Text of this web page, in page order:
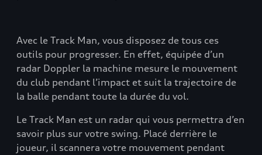
Avec le Track Man, vous disposez de tous ces
outils pour progresser. En effet, équipée d’un
radar Doppler la machine mesure le mouvement
du club pendant l’impact et suit la trajectoire de
la balle pendant toute la durée du vol.
Le Track Man est un radar qui vous permettra d’en
savoir plus sur votre swing. Placé derrière le
joueur, il scannera votre mouvement pendant